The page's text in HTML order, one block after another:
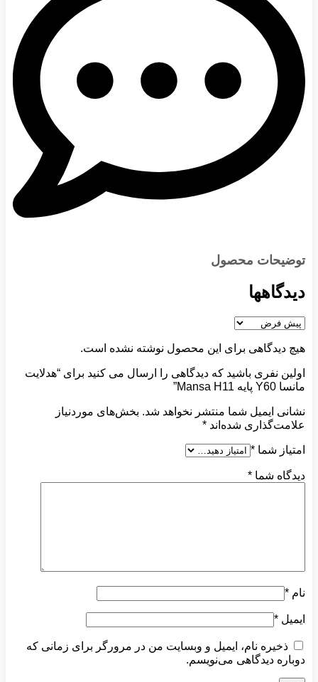
توضیحات محصول
دیدگاهها
هیچ دیدگاهی برای این محصول نوشته نشده است.
اولین نفری باشید که دیدگاهی را ارسال می کنید برای “هدلایت
مانسا Y60 پایه Mansa H11”
نشانی ایمیل شما منتشر نخواهد شد. بخش‌های موردنیاز
علامت‌گذاری شده‌اند *
امتیاز شما *
دیدگاه شما *
نام *
ایمیل *
ذخیره نام، ایمیل و وبسایت من در مرورگر برای زمانی که
دوباره دیدگاهی می‌نویسم.